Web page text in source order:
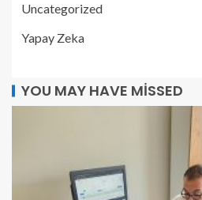
Uncategorized
Yapay Zeka
YOU MAY HAVE MISSED